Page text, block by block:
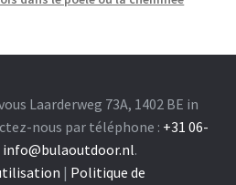
Laarderweg 73A, 1402 BE in
nous par téléphone : +31 06-
info@bulaoutdoor.nl.
| Politique de